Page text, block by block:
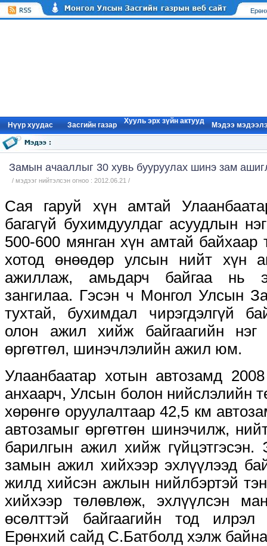
Нүүр xуудас Засгийн газар Хууль эрх зүйн актууд Мэдээ
Замын ачааллыг 30 хувь бууруулах шинэ зам
/ мэдээг нийтэлсэн огноо : 2012.06.21 /
Сая гаруй хүн амтай
багагүй бухимдуулдаг асуудлын
500-600 мянган хүн амтай байхаар
хотод өнөөдөр улсын нийт хүн
ажиллаж, амьдарч байгаа нь
зангилаа. Гэсэн ч Монгол Улсын
тухтай, бухимдал чирэгдэлгүй
олон ажил хийж байгаагийн
өргөтгөл, шинэчлэлийн ажил юм.
Улаанбаатар хотын автозамд
анхаарч, Улсын болон нийслэлийн
хөрөнгө оруулалтаар 42,5 км
автозамыг өргөтгөн шинэчилж,
барилгын ажил хийж
замын ажил хийхээр эхлүүлээд
жилд хийсэн ажлын нийлбэртэй
хийхээр төлөвлөж, эхлүүлсэн
өсөлттэй байгаагийн тод
Ерөнхий сайд С.Батболд хэлж